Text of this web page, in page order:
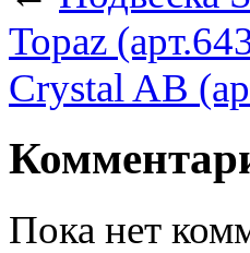
Topaz
Crystal AB
Пока нет